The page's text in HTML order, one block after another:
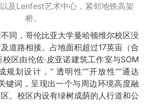
及Lenfest艺术中心，紧邻地铁高架
桥。
同，哥伦比亚大学曼哈顿维尔校区没
道路相接。占地面积超过17英亩（合
区由伦佐·皮亚诺建筑工作室与SOM
规划设计，“ 透明性”“开放性”“通达
键词，呈现出一个与周边环境高度融
。校区内设有绿树成荫的人行道和公